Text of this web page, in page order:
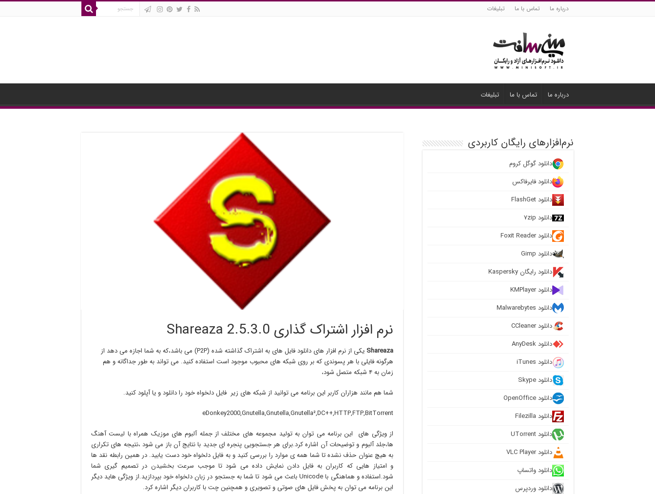
درباره ما تماس با ما تبلیغات
درباره ما تماس با ما تبلیغات
نرم افزار اشتراک گذاری Shareaza 2.5.3.0
Shareaza
یکی از نرم افزار های دانلود فایل های به اشتراک گذاشته شده (P2P) می باشد،که به شما اجازه می دهد از
هرگونه فایلی با هر پسوندی که بر روی شبکه های محبوب موجود است استفاده کنید. می تواند به طور جداگانه و هم
زمان به ۴ شبکه متصل شود،
شما هم مانند هزاران کاربر این برنامه می توانید از شبکه های زیر فایل دلخواه خود را دانلود و یا آپلود کنید.
eDonkey2000,Gnutella,Gnutella,Gnutella²,DC++,HTTP,FTP,BitTorrent
از ویژگی های این برنامه می توان به تولید مجموعه های مختلف از جمله آلبوم های موزیک همراه با لیست آهنگ
ها،جلد آلبوم و توضیحات آن اشاره کرد.برای هر جستجویی پنجره ای جدید با نتایج آن باز می شود ،نتیجه های تکراری
به هیچ عنوان حذف نشده تا شما همه ی موارد را بررسی کنید و به فایل دلخواه خود دست یابید. در همین رابطه نقد ها
و امتیاز هایی که کاربران به فایل دادن نمایش داده می شود تا موجب سرعت بخشیدن در تصمیم گیری شما
شود.استفاده و هماهنگی با Unicode باعث می شود تا شما به جستجو در زبان دلخواه خود بپردازید.از ویژگی هاید دیگر
این برنامه می توان به پخش فایل های صوتی و تصویری و همچنین چت با کاربران دیگر اشاره کرد.
نرم‌افزارهای رایگان کاربردی
دانلود گوگل کروم
دانلود فایرفاکس
دانلود FlashGet
دانلود ۷zip
دانلود Foxit Reader
دانلود Gimp
دانلود رایگان Kaspersky
دانلود KMPlayer
دانلود Malwarebytes
دانلود CCleaner
دانلود AnyDesk
دانلود iTunes
دانلود Skype
دانلود OpenOffice
دانلود Filezilla
دانلود UTorrent
دانلود VLC Player
دانلود واتساپ
دانلود وردپرس